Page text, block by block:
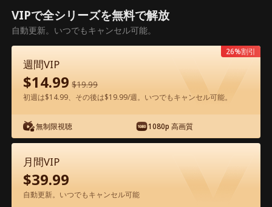
こちらは有料のエピソードです。視
聴いただくには解放が必要です。
60今すぐ解放
アプリ内で無料視聴可能
VIPで全シリーズを無料で解放
自動更新。いつでもキャンセル可能。
週間VIP
$14.99 $19.99
初週は$14.99、その後は$19.99/週。いつでもキャンセル可能。
無制限視聴 1080p 高画質
26%割引
月間VIP
$39.99
自動更新。いつでもキャンセル可能